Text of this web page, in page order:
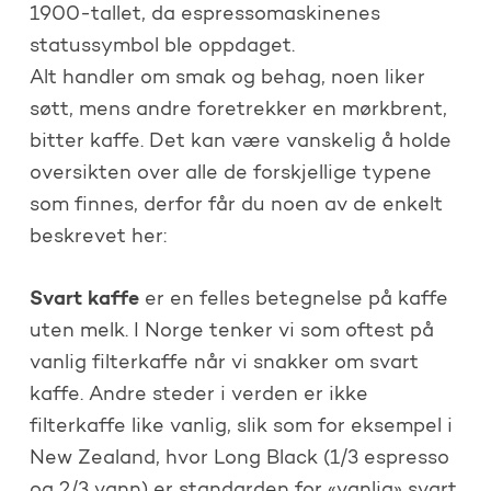
1900-tallet, da espressomaskinenes
statussymbol ble oppdaget.
Alt handler om smak og behag, noen liker
søtt, mens andre foretrekker en mørkbrent,
bitter kaffe. Det kan være vanskelig å holde
oversikten over alle de forskjellige typene
som finnes, derfor får du noen av de enkelt
beskrevet her:
Svart kaffeer en felles betegnelse på kaffe
uten melk. I Norge tenker vi som oftest på
vanlig filterkaffe når vi snakker om svart
kaffe. Andre steder i verden er ikke
filterkaffe like vanlig, slik som for eksempel i
New Zealand, hvor Long Black (1/3 espresso